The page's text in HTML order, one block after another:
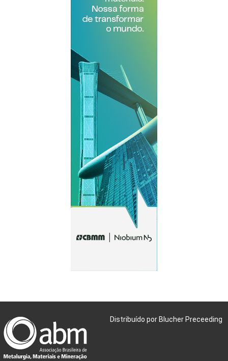
Distribuído por Blucher Preceeding